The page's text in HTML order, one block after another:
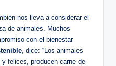
nos lleva a considerar el
de animales. Muchos
con el bienestar
, dice: “Los animales
felices, producen carne de